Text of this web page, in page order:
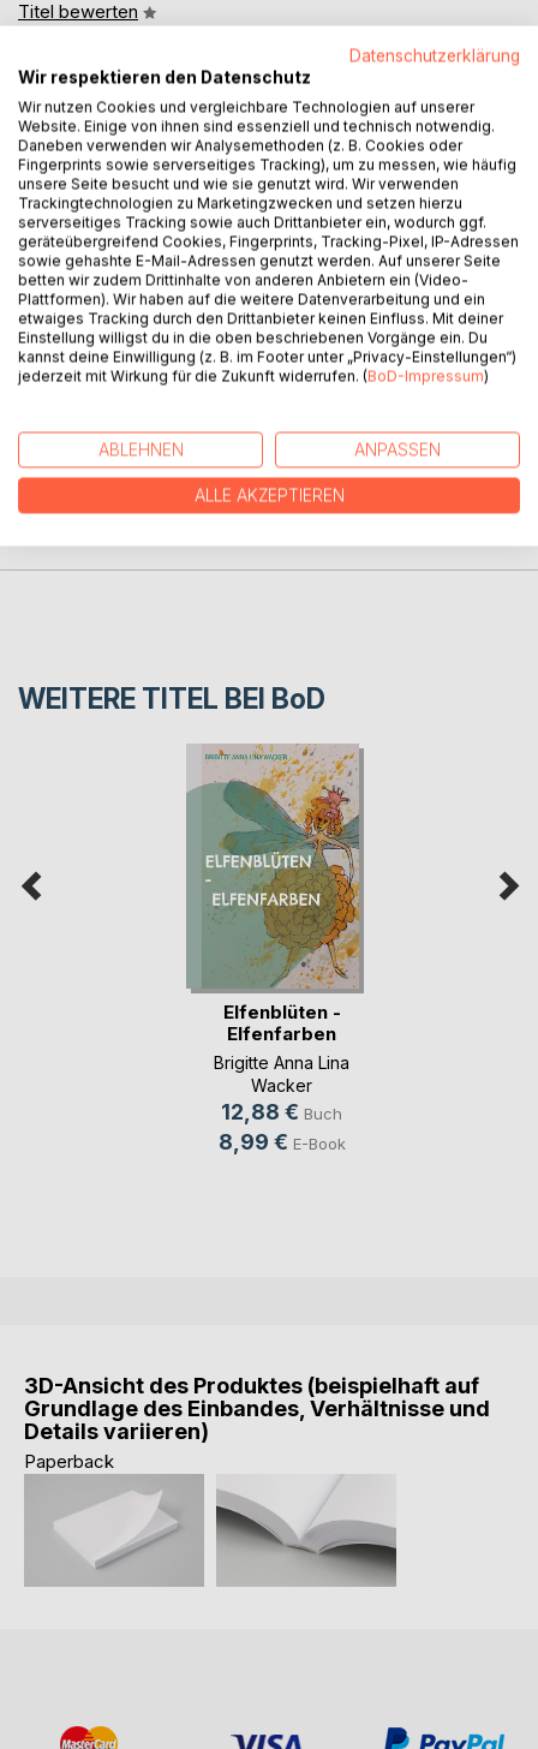
Titel bewerten
BESCHREIBUNG
Es ist ein Wunder, wenn ein alter Apfelbaum plötzlich eine
Rosenblüte entstehen lässt. Bisher ist uns niemand
bekannt, der solches schon erlebt und gesehen hat. Ich
habe es in Wort und Bild dokumentiert.
PRESSESTIMMEN
WEITERE TITEL BEI BoD
Elfenblüten -
Elfenfarben
Brigitte Anna Lina
Wacker
12,88 € Buch
8,99 € E-Book
3D-Ansicht des Produktes (beispielhaft auf
Grundlage des Einbandes, Verhältnisse und
Details variieren)
Paperback
Datenschutzerklärung
Wir respektieren den Datenschutz
Wir nutzen Cookies und vergleichbare Technologien auf unserer
Website. Einige von ihnen sind essenziell und technisch notwendig.
Daneben verwenden wir Analysemethoden (z. B. Cookies oder
Fingerprints sowie serverseitiges Tracking), um zu messen, wie häufig
unsere Seite besucht und wie sie genutzt wird. Wir verwenden
Trackingtechnologien zu Marketingzwecken und setzen hierzu
serverseitiges Tracking sowie auch Drittanbieter ein, wodurch ggf.
geräteübergreifend Cookies, Fingerprints, Tracking-Pixel, IP-Adressen
sowie gehashte E-Mail-Adressen genutzt werden. Auf unserer Seite
betten wir zudem Drittinhalte von anderen Anbietern ein (Video-
Plattformen). Wir haben auf die weitere Datenverarbeitung und ein
etwaiges Tracking durch den Drittanbieter keinen Einfluss. Mit deiner
Einstellung willigst du in die oben beschriebenen Vorgänge ein. Du
kannst deine Einwilligung (z. B. im Footer unter „Privacy-Einstellungen“)
jederzeit mit Wirkung für die Zukunft widerrufen. (BoD-Impressum)
ABLEHNEN ANPASSEN
ALLE AKZEPTIEREN